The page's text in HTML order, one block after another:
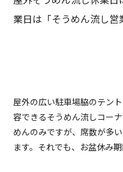
業日は「そうめん流し営
屋外の広い駐車場脇のテン
容できるそうめん流しコー
めんのみですが、席数が多
ます。それでも、お盆休み